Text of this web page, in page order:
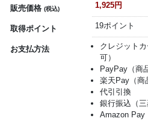
販売価格 (税込) 1,925円
取得ポイント 19ポイント
お支払方法
クレジット
可）
PayPay（商
楽天Pay（商
代引引換
銀行振込（
Amazon Pay